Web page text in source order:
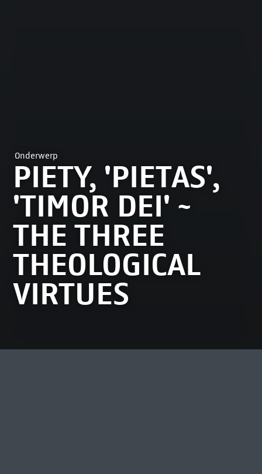
Onderwerp
PIETY, 'PIETAS',
'TIMOR DEI' ~
THE THREE
THEOLOGICAL
VIRTUES